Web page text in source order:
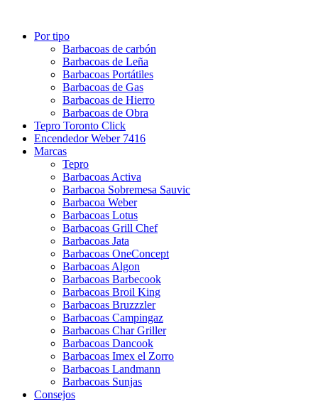
Por tipo
Barbacoas de carbón
Barbacoas de Leña
Barbacoas Portátiles
Barbacoas de Gas
Barbacoas de Hierro
Barbacoas de Obra
Tepro Toronto Click
Encendedor Weber 7416
Marcas
Tepro
Barbacoas Activa
Barbacoa Sobremesa Sauvic
Barbacoa Weber
Barbacoas Lotus
Barbacoas Grill Chef
Barbacoas Jata
Barbacoas OneConcept
Barbacoas Algon
Barbacoas Barbecook
Barbacoas Broil King
Barbacoas Bruzzzler
Barbacoas Campingaz
Barbacoas Char Griller
Barbacoas Dancook
Barbacoas Imex el Zorro
Barbacoas Landmann
Barbacoas Sunjas
Consejos